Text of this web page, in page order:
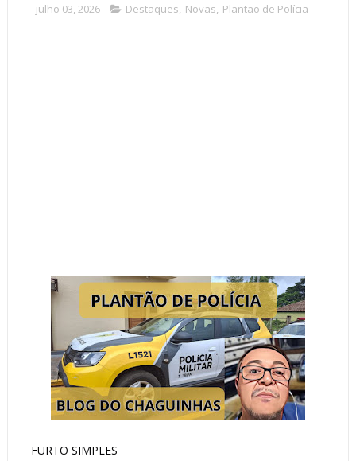
julho 03, 2026 Destaques, Novas, Plantão de Polícia
FURTO SIMPLES